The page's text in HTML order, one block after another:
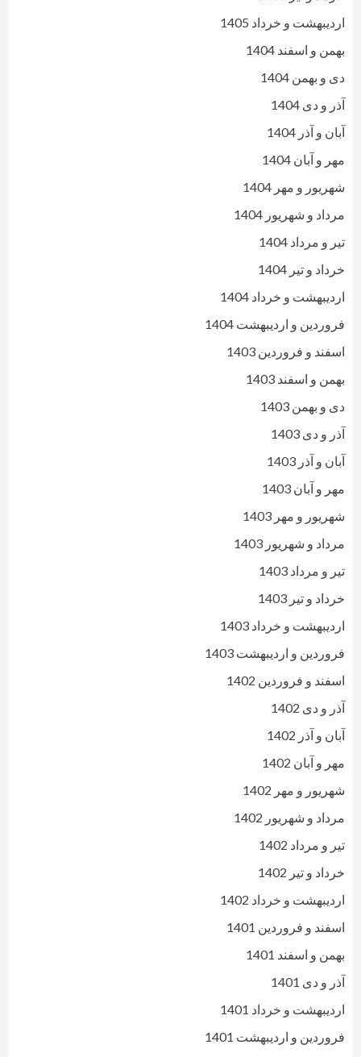
اردیبهشت و خرداد 1405
بهمن و اسفند 1404
دی و بهمن 1404
آذر و دی 1404
آبان و آذر 1404
مهر و آبان 1404
شهریور و مهر 1404
مرداد و شهریور 1404
تیر و مرداد 1404
خرداد و تیر 1404
اردیبهشت و خرداد 1404
فروردین و اردیبهشت 1404
اسفند و فروردین 1403
بهمن و اسفند 1403
دی و بهمن 1403
آذر و دی 1403
آبان و آذر 1403
مهر و آبان 1403
شهریور و مهر 1403
مرداد و شهریور 1403
تیر و مرداد 1403
خرداد و تیر 1403
اردیبهشت و خرداد 1403
فروردین و اردیبهشت 1403
اسفند و فروردین 1402
آذر و دی 1402
آبان و آذر 1402
مهر و آبان 1402
شهریور و مهر 1402
مرداد و شهریور 1402
تیر و مرداد 1402
خرداد و تیر 1402
اردیبهشت و خرداد 1402
اسفند و فروردین 1401
بهمن و اسفند 1401
آذر و دی 1401
اردیبهشت و خرداد 1401
فروردین و اردیبهشت 1401